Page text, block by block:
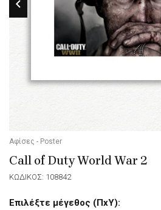
Αφίσες - Poster
Call of Duty World War 2
ΚΩΔΙΚΟΣ: 108842
Επιλέξτε μέγεθος (ΠxΥ):